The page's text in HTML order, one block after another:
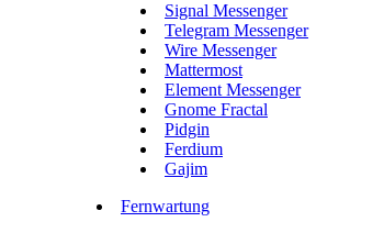
Signal Messenger
Telegram Messenger
Wire Messenger
Mattermost
Element Messenger
Gnome Fractal
Pidgin
Ferdium
Gajim
Fernwartung